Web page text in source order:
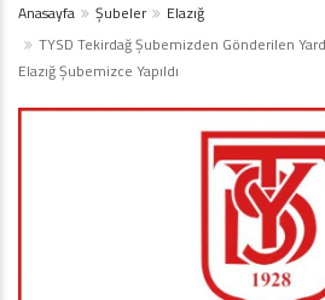
Anasayfa Şubeler
Elazığ
TYSD Tekirdağ Şubemizden Gönderilen
Elazığ Şubemizce Yapıldı